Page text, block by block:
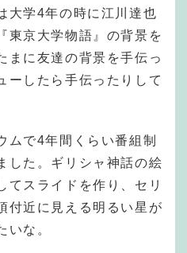
大学4年の時に江川達也
東京大学物語』の背景を
まに友達の背景を手伝っ
ーしたら手伝ったりして
ムで4年間くらい番組制
した。ギリシャ神話の絵
てスライドを作り、セリ
付近に見える明るい星が
な。